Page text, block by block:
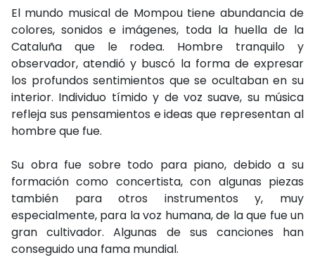
El mundo musical de Mompou tiene abundancia de
colores, sonidos e imágenes, toda la huella de la
Cataluña que le rodea. Hombre tranquilo y
observador, atendió y buscó la forma de expresar
los profundos sentimientos que se ocultaban en su
interior. Individuo tímido y de voz suave, su música
refleja sus pensamientos e ideas que representan al
hombre que fue.
Su obra fue sobre todo para piano, debido a su
formación como concertista, con algunas piezas
también para otros instrumentos y, muy
especialmente, para la voz humana, de la que fue un
gran cultivador. Algunas de sus canciones han
conseguido una fama mundial.